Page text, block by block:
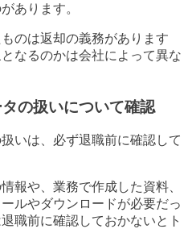
あります。
のは返却の義務があります
なるのかは会社によって異な
の扱いについて確認
いは、必ず退職前に確認して
報や、業務で作成した資料、
ルやダウンロードが必要だっ
職前に確認しておかないとト